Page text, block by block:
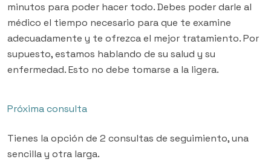
minutos para poder hacer todo. Debes poder darle al
médico el tiempo necesario para que te examine
adecuadamente y te ofrezca el mejor tratamiento. Por
supuesto, estamos hablando de su salud y su
enfermedad. Esto no debe tomarse a la ligera.
Próxima consulta
Tienes la opción de 2 consultas de seguimiento, una
sencilla y otra larga.